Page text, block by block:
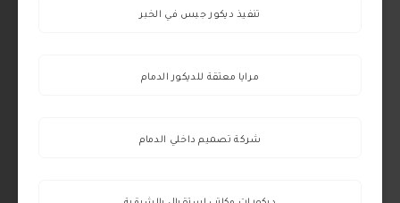
تنفيذ ديكور جبس في الخبر
مرايا معتقة للديكور الدمام
شركة تصميم داخلي الدمام